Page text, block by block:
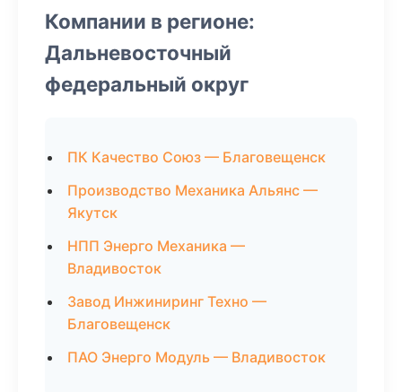
Компании в регионе:
Дальневосточный
федеральный округ
ПК Качество Союз — Благовещенск
Производство Механика Альянс —
Якутск
НПП Энерго Механика —
Владивосток
Завод Инжиниринг Техно —
Благовещенск
ПАО Энерго Модуль — Владивосток